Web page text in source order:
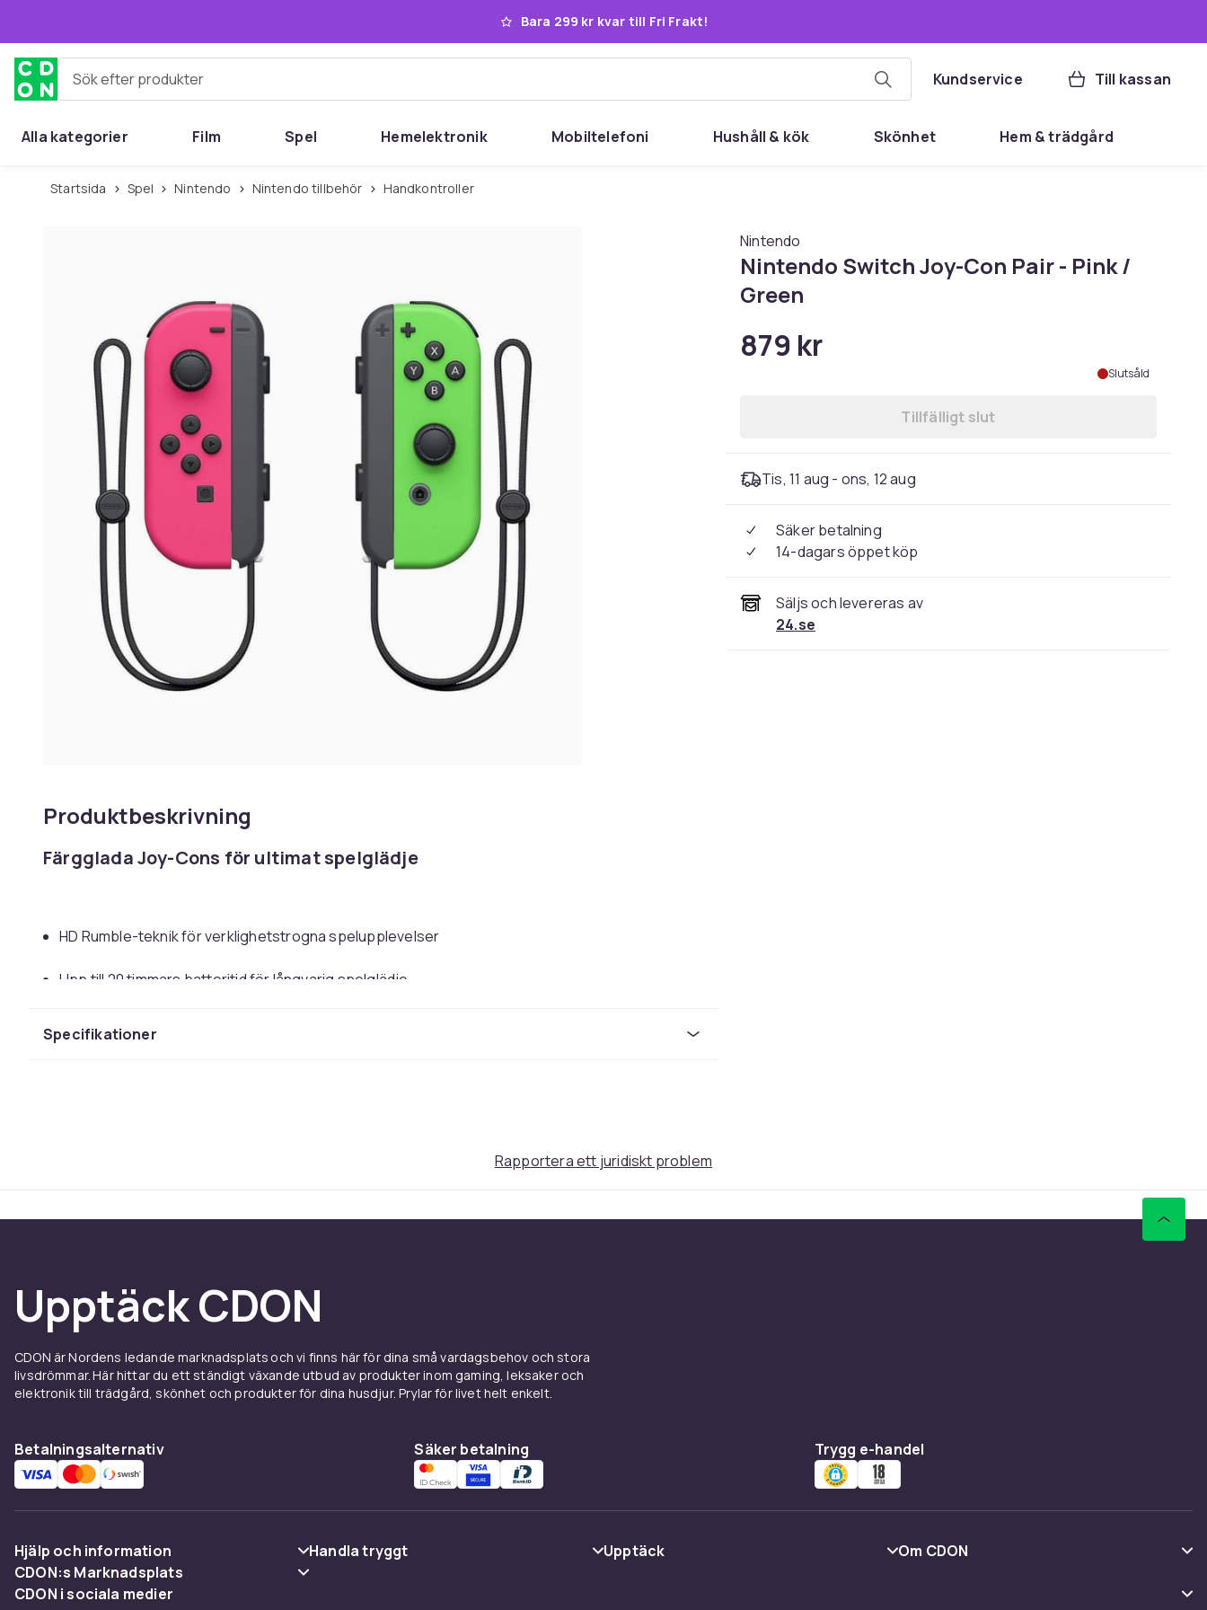
Bara 299 kr kvar till Fri Frakt!
Sök efter produkter Kundservice Till kassan
Alla kategorier Film Spel Hemelektronik Mobiltelefoni Hushåll & kök Skönhet Hem & trädgård
Startsida Spel Nintendo Nintendo tillbehör Handkontroller
Produktbeskrivning
Färgglada Joy-Cons för ultimat spelglädje
HD Rumble-teknik för verklighetstrogna spelupplevelser
Upp till 20 timmars batteritid för långvarig spelglädje
separata kontroller eller tillsammans för ett bekvämt handheld-läge. Den kraftfulla HD Rumble-
favoritspel, från att scanna amiibo-figurer till att upptäcka rörelser och former. Med upp till 20
timmars batteritid per laddning kan du spela längre utan avbrott. När batteriet börjar ta slut är det
Specifikation
- HD Rumble-teknik
- IR-rörelsekamera
- NFC-touchpunkt för amiibo-kompatibilitet
- Neonrosa och neongrön färg
- Texturerade tumgrepp för bättre kontroll
Anslutningsteknik
Trådlös
Vikt
Artikel.nr.
Specifikationer
Nintendo
Nintendo Switch Joy-Con Pair - Pink /
Green
879 kr
Slutsåld
Tillfälligt slut
Tis, 11 aug - ons, 12 aug
Säker betalning
14-dagars öppet köp
Säljs och levereras av
24.se
Rapportera ett juridiskt problem
Upptäck CDON
CDON är Nordens ledande marknadsplats och vi finns här för dina små vardagsbehov och stora
livsdrömmar. Här hittar du ett ständigt växande utbud av produkter inom gaming, leksaker och
elektronik till trädgård, skönhet och produkter för dina husdjur. Prylar för livet helt enkelt.
Betalningsalternativ Säker betalning Trygg e-handel
Hjälp och information
Vanliga frågor
Handla tryggt
Upptäck
Om CDON
CDON:s Marknadsplats
Sälj på CDON
CDON i sociala medier